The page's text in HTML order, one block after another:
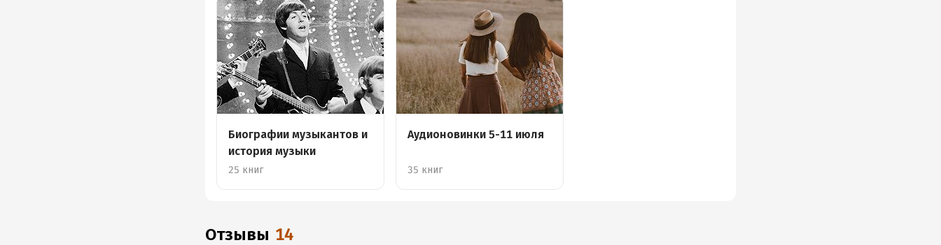
Биографии музыкантов и
история музыки
25 книг
Аудионовинки 5-11 июля
35 книг
Отзывы 14